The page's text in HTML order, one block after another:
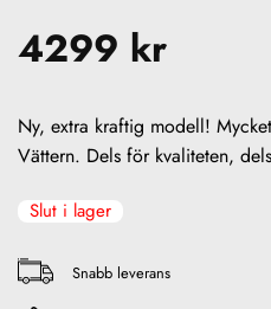
4299 kr
Ny, extra kraftig modell!
Vättern. Dels för kvaliteten,
Slut i lager
Snabb leverans